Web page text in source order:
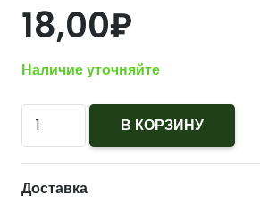
18,00₽
Наличие уточняйте
Количество
Наклейка
на
авто
В КОРЗИНУ
Доставка